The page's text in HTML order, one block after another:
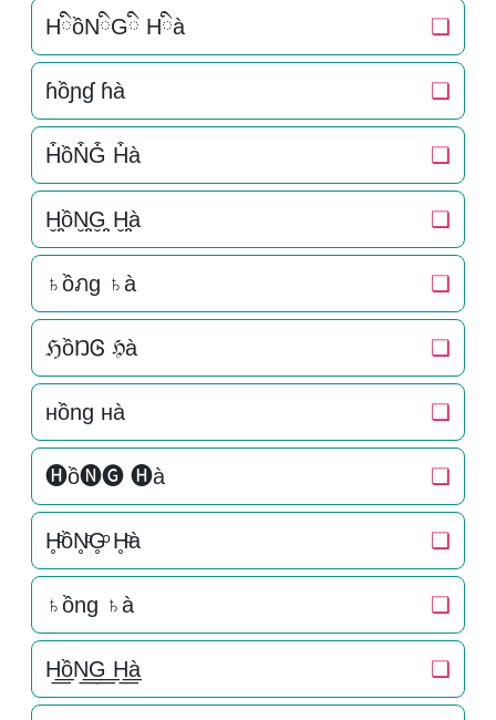
HིồNིGི Hིà ❏
ɦồɲɠ ɦà ❏
H͒ồN͒G͒ H͒à ❏
H̬̤̯ồN̬̤̯G̬̤̯ H̬̤̯à ❏
♄ồภg ♄à ❏
ℌồŊᎶ ℌà ❏
нồng нà ❏
🅗ồ🅝🅖 🅗à ❏
H̥ͦồN̥ͦG̥ͦ H̥ͦà ❏
♄ồng ♄à ❏
H͟͟ồN͟͟G͟͟ H͟͟à ❏